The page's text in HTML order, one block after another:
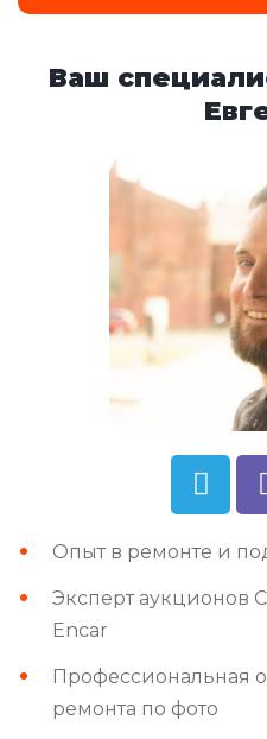
Ваш
Опыт в ремонте и
Эксперт аукционов
Encar
Профессиональная
ремонта по фото